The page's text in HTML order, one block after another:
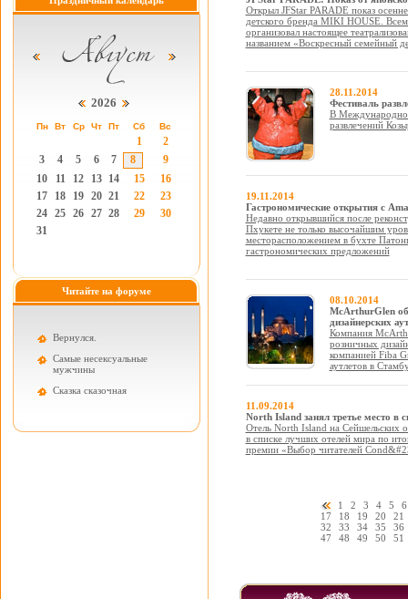
2026
Пн Вт Ср Чт Пт Сб Вс
1
2
3
4 5 6 7 8
9
10
11 12 13 14 15
16
17
18 19 20 21 22
23
24 25 26 27 28 29
30
31
Читайте на форуме
Вернулся.
Самые несексуальные
мужчины
Cказка сказочная
Открыл JFStar PARADE показ
детского бренда MIKI HOUSE.
организовал настоящее
названием «Воскресный семейный
28.11.2014
Фестиваль
В
развлечений
19.11.2014
Гастрономические открытия с
Недавно открывшийся после
Пхукете не только высочайшим
месторасположением в бухте
гастрономических предложений
08.10.2014
McArthurGlen
дизайнерских
Компания
розничных
компанией Fiba
аутлетов в
11.09.2014
North Island занял третье место в
Отель North Island на Сейшельских
в списке лучших отелей мира по
премии «Выбор читателей
1 2 3 4 5
6
17
18 19 20
21
32
33 34 35
36
47
48 49 50 51